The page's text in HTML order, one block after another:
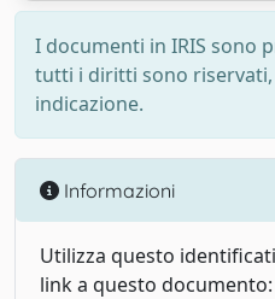
I documenti in IRIS sono
tutti i diritti sono riservati,
indicazione.
Informazioni
Utilizza questo
link a questo documento: